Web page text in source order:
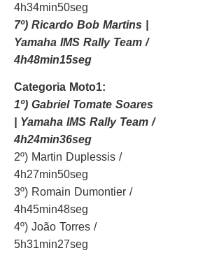
4h34min50seg
7º) Ricardo Bob Martins |
Yamaha IMS Rally Team /
4h48min15seg
Categoria Moto1:
1º) Gabriel Tomate Soares
| Yamaha IMS Rally Team /
4h24min36seg
2º) Martin Duplessis /
4h27min50seg
3º) Romain Dumontier /
4h45min48seg
4º) João Torres /
5h31min27seg